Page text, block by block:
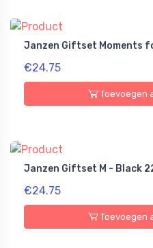
Janzen Giftset Moments
€24.75
Toevoegen
Janzen Giftset M - Black
€24.75
Toevoegen